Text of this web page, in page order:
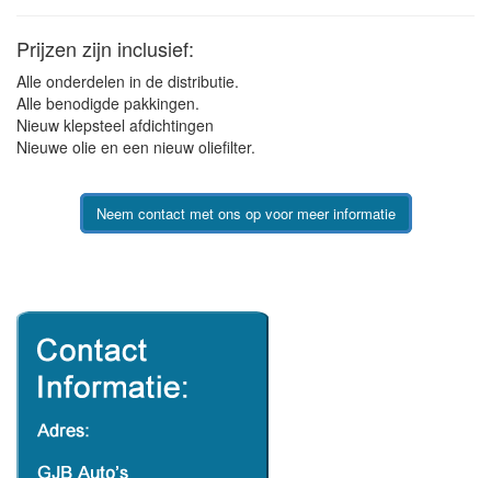
Prijzen zijn inclusief:
Alle onderdelen in de distributie.
Alle benodigde pakkingen.
Nieuw klepsteel afdichtingen
Nieuwe olie en een nieuw oliefilter.
Neem contact met ons op voor meer informatie